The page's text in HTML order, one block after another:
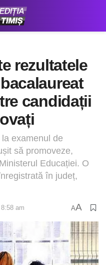
rezultatele
candidații
examenul de
să promoveze,
Educației. O
în județ,
am AA